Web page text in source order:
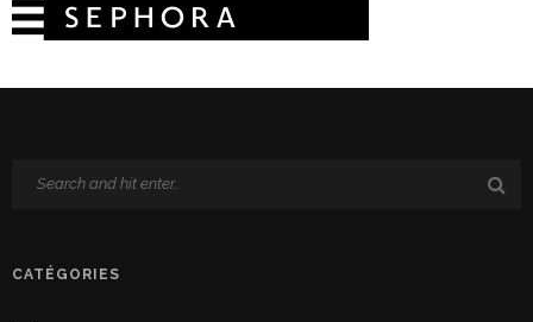
CATÉGORIES